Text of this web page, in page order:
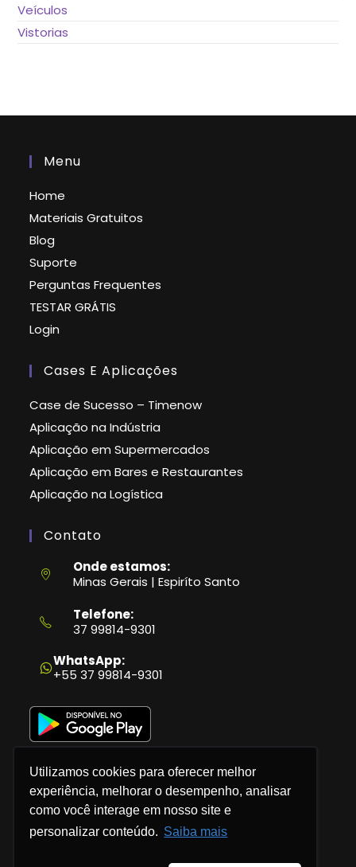
Utilizamos cookies para oferecer melhor
experiência, melhorar o desempenho, analisar
como você interage em nosso site e
personalizar conteúdo. Saiba mais
Veículos
Vistorias
Menu
Home
Materiais Gratuitos
Blog
Suporte
Perguntas Frequentes
TESTAR GRÁTIS
Login
Cases E Aplicações
Case de Sucesso – Timenow
Aplicação na Indústria
Aplicação em Supermercados
Aplicação em Bares e Restaurantes
Aplicação na Logística
Contato
Onde estamos:
Minas Gerais | Espiríto Santo
Telefone:
37 99814-9301
em
seu
aplicativo
WhatsApp:
+55 37 99814-9301
Política de Privacidade